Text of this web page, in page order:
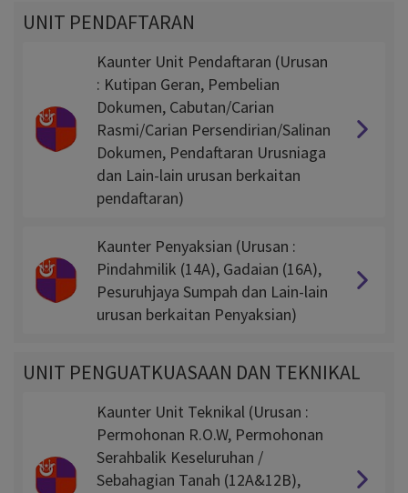
UNIT PENDAFTARAN
Kaunter Unit Pendaftaran (Urusan
: Kutipan Geran, Pembelian
Dokumen, Cabutan/Carian
Rasmi/Carian Persendirian/Salinan
Dokumen, Pendaftaran Urusniaga
dan Lain-lain urusan berkaitan
pendaftaran)
Kaunter Penyaksian (Urusan :
Pindahmilik (14A), Gadaian (16A),
Pesuruhjaya Sumpah dan Lain-lain
urusan berkaitan Penyaksian)
UNIT PENGUATKUASAAN DAN TEKNIKAL
Kaunter Unit Teknikal (Urusan :
Permohonan R.O.W, Permohonan
Serahbalik Keseluruhan /
Sebahagian Tanah (12A&12B),